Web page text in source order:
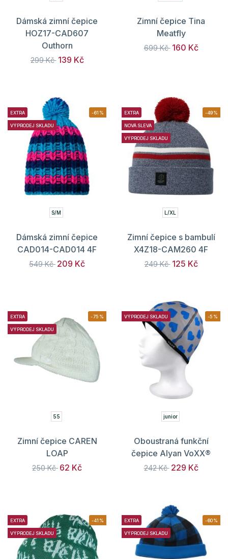
Dámská zimní čepice
HOZ17-CAD607
Outhorn
299 Kč 139 Kč
Zimní čepice Tina
Meatfly
699 Kč 160 Kč
EXTRA
VÝPRODEJ SKLADU
-61%
S/M
Dámská zimní čepice
CAD014-CAD014 4F
549 Kč 209 Kč
EXTRA
NOVÁ SLEVA
VÝPRODEJ SKLADU
-49%
L/XL
Zimní čepice s bambulí
X4Z18-CAM260 4F
249 Kč 125 Kč
EXTRA
VÝPRODEJ SKLADU
-75%
55
Zimní čepice CAREN
LOAP
250 Kč 62 Kč
VÝPRODEJ SKLADU -5%
junior
Oboustraná funkční
čepice Alyan VoXX®
242 Kč 229 Kč
EXTRA
VÝPRODEJ SKLADU
-41% EXTRA
VÝPRODEJ SKLADU
-60%